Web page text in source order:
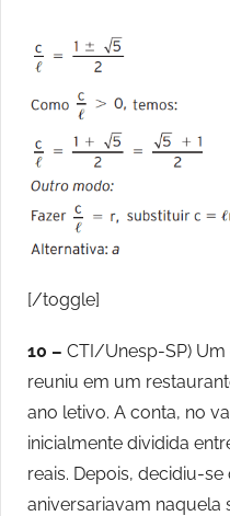
[/toggle]
10 – CTI/Unesp-SP)
reuniu em um
ano letivo. A conta, no
inicialmente dividida
reais. Depois, decidiu-
aniversariavam naquela